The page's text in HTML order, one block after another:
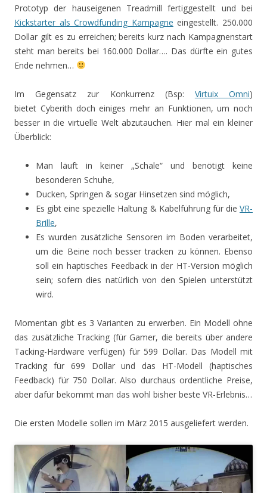
Prototyp der hauseigenen Treadmill fertiggestellt und bei
Kickstarter als Crowdfunding Kampagne eingestellt. 250.000
Dollar gilt es zu erreichen; bereits kurz nach Kampagnenstart
steht man bereits bei 160.000 Dollar…. Das dürfte ein gutes
Ende nehmen…
Im Gegensatz zur Konkurrenz (Bsp: Virtuix Omni)
bietet Cyberith doch einiges mehr an Funktionen, um noch
besser in die virtuelle Welt abzutauchen. Hier mal ein kleiner
Überblick:
Man läuft in keiner „Schale“ und benötigt keine
besonderen Schuhe,
Ducken, Springen & sogar Hinsetzen sind möglich,
Es gibt eine spezielle Haltung & Kabelführung für die VR-
Brille,
Es wurden zusätzliche Sensoren im Boden verarbeitet,
um die Beine noch besser tracken zu können. Ebenso
soll ein haptisches Feedback in der HT-Version möglich
sein; sofern dies natürlich von den Spielen unterstützt
wird.
Momentan gibt es 3 Varianten zu erwerben. Ein Modell ohne
das zusätzliche Tracking (für Gamer, die bereits über andere
Tacking-Hardware verfügen) für 599 Dollar. Das Modell mit
Tracking für 699 Dollar und das HT-Modell (haptisches
Feedback) für 750 Dollar. Also durchaus ordentliche Preise,
aber dafür bekommt man das wohl bisher beste VR-Erlebnis…
Die ersten Modelle sollen im März 2015 ausgeliefert werden.